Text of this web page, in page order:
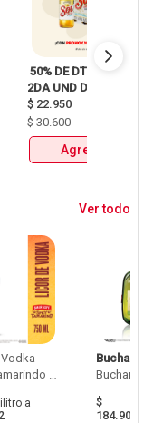
50% DE DTO EN LA
2DA UND DE
CERVEZAS SIXPACKS
Y UNIDAD HEINEKEN,
SOL, 3 CORDILLERAS,
ANDINA, MILLER Y
$ 22.950
$30.600
Agregar
Ver todo
Vodka
a
$
184.900